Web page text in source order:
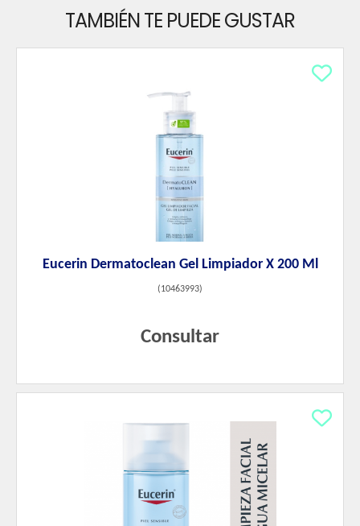
TAMBIÉN TE PUEDE GUSTAR
Eucerin Dermatoclean Gel Limpiador X 200 Ml
(10463993)
Consultar